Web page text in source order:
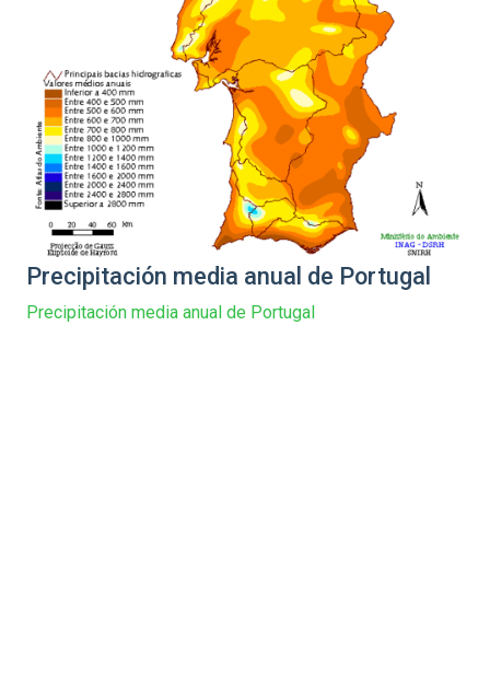
Precipitación media anual de Portugal
Precipitación media anual de Portugal